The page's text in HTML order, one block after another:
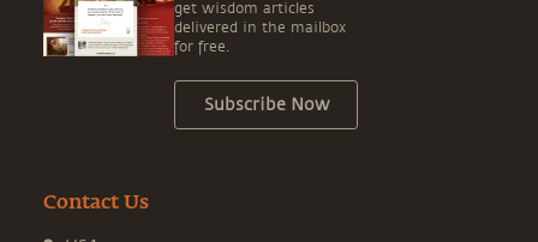
get wisdom articles
delivered in the mailbox
for free.
Subscribe Now
Contact Us